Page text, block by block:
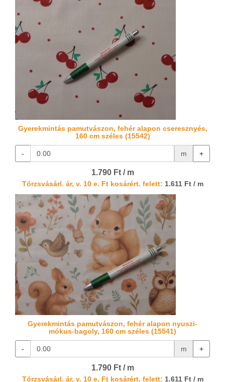
Gyerekmintás pamutvászon, fehér alapon cseresznyés,
160 cm széles (15542)
- m +
1.790 Ft / m
Törzsvásárl. ár, v. 10 e. Ft kosárért. felett: 1.611 Ft / m
Gyerekmintás pamutvászon, fehér alapon nyuszi-
mókus-bagoly, 160 cm széles (15541)
- m +
1.790 Ft / m
Törzsvásárl. ár, v. 10 e. Ft kosárért. felett: 1.611 Ft / m